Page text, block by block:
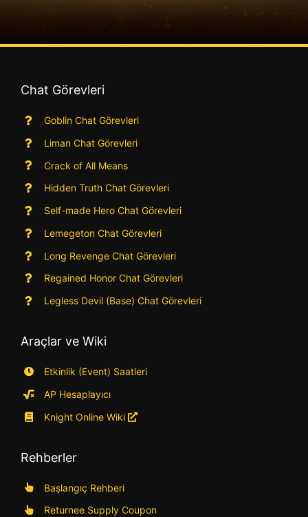
Chat Görevleri
Goblin Chat Görevleri
Liman Chat Görevleri
Crack of All Means
Hidden Truth Chat Görevleri
Self-made Hero Chat Görevleri
Lemegeton Chat Görevleri
Long Revenge Chat Görevleri
Regained Honor Chat Görevleri
Legless Devil (Base) Chat Görevleri
Araçlar ve Wiki
Etkinlik (Event) Saatleri
AP Hesaplayıcı
Knight Online Wiki
Rehberler
Başlangıç Rehberi
Returnee Supply Coupon